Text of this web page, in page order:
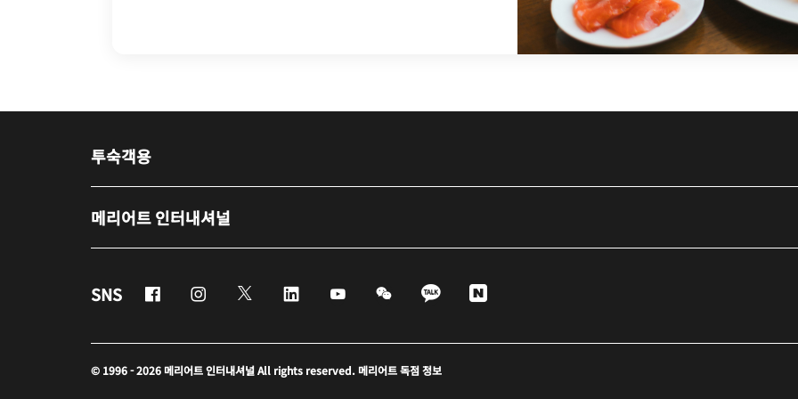
투숙객용
메리어트 인터내셔널
SNS FacebookInstagramTwitter Linkedin Youtube WeChatKaKaoNaver
© 1996 - 2026 메리어트 인터내셔널 All rights reserved. 메리어트 독점 정보